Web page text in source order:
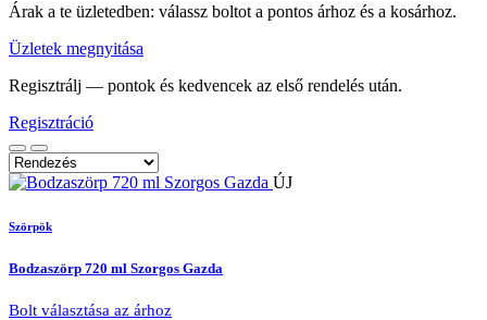
Árak a te üzletedben: válassz boltot a pontos árhoz és a kosárhoz.
Üzletek megnyitása
Regisztrálj — pontok és kedvencek az első rendelés után.
Regisztráció
ÚJ
Szörpök
Bodzaszörp 720 ml Szorgos Gazda
Bolt választása az árhoz